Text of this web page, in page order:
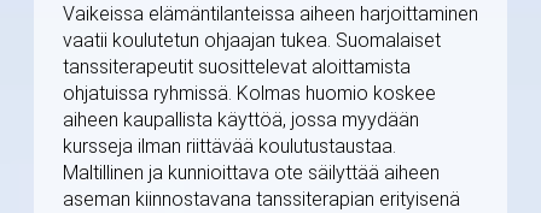
Vaikeissa elämäntilanteissa aiheen harjoittaminen
vaatii koulutetun ohjaajan tukea. Suomalaiset
tanssiterapeutit suosittelevat aloittamista
ohjatuissa ryhmissä. Kolmas huomio koskee
aiheen kaupallista käyttöä, jossa myydään
kursseja ilman riittävää koulutustaustaa.
Maltillinen ja kunnioittava ote säilyttää aiheen
aseman kiinnostavana tanssiterapian erityisenä